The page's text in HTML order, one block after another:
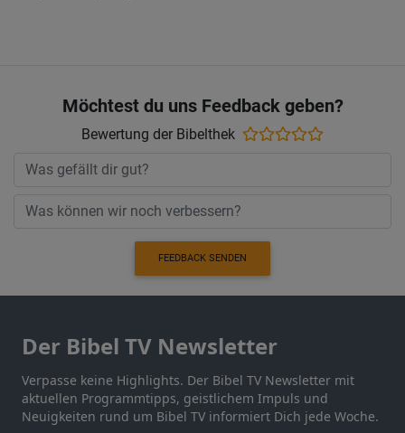
Möchtest du uns Feedback geben?
Bewertung der Bibelthek
FEEDBACK SENDEN
Der Bibel TV Newsletter
Verpasse keine Highlights. Der Bibel TV Newsletter mit
aktuellen Programmtipps, geistlichem Impuls und
Neuigkeiten rund um Bibel TV informiert Dich jede Woche.